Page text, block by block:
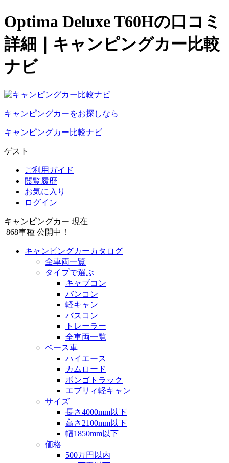
Optima Deluxe T60Hの口コミ
詳細｜キャンピングカー比較
ナビ
キャンピングカーをお探しなら
キャンピングカー比較ナビ
ゲスト
ご利用ガイド
閲覧履歴
お気に入り
ログイン
キャンピングカー 現在
868車種 公開中！
キャンピングカーカタログ
全車両一覧
タイプで選ぶ
キャブコン
バンコン
軽キャン
バスコン
トレーラー
全車両一覧
ベース車
ハイエース
カムロード
ボンゴトラック
エブリィ軽キャン
サイズ
長さ4000mm以下
高さ2100mm以下
幅1850mm以下
価格
500万円以内